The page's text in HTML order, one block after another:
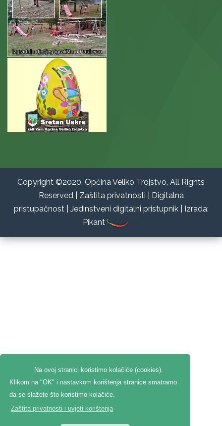
Na ovoj stranici koristimo kolačiće (cookies).
Klikom na "OK" i nastavkom korištenja stranice smatramo
da se slažete što koristimo kolačiće.
Zaštita privatnosti i uvjeti korištenja
Copyright ©2020. Općina Veliko Trojstvo, All Rights
Reserved | Zaštita privatnosti
Digitalna
pristupačnost| Jedinstveni digitalni pristupnik|
Izrada:
Pikant